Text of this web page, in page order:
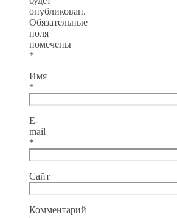
опубликован.
Обязательные
поля
помечены
*
Имя
*
E-
mail
*
Сайт
Комментарий